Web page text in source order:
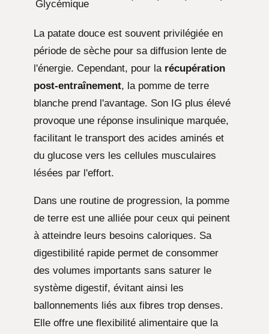
Glycémique
La patate douce est souvent privilégiée en
période de sèche pour sa diffusion lente de
l'énergie. Cependant, pour la récupération
post-entraînement, la pomme de terre
blanche prend l'avantage. Son IG plus élevé
provoque une réponse insulinique marquée,
facilitant le transport des acides aminés et
du glucose vers les cellules musculaires
lésées par l'effort.
Dans une routine de progression, la pomme
de terre est une alliée pour ceux qui peinent
à atteindre leurs besoins caloriques. Sa
digestibilité rapide permet de consommer
des volumes importants sans saturer le
système digestif, évitant ainsi les
ballonnements liés aux fibres trop denses.
Elle offre une flexibilité alimentaire que la